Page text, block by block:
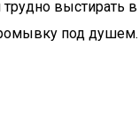
выстирать в
под душем.